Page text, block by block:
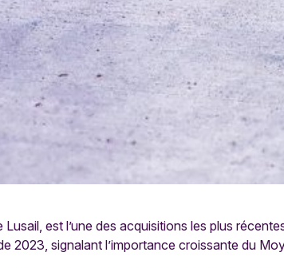
est l’une des acquisitions les plus
2023, signalant l’importance croissante du